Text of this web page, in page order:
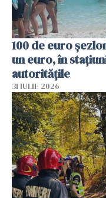
100 de euro
un euro, în
autoritățile
31 IULIE 2026